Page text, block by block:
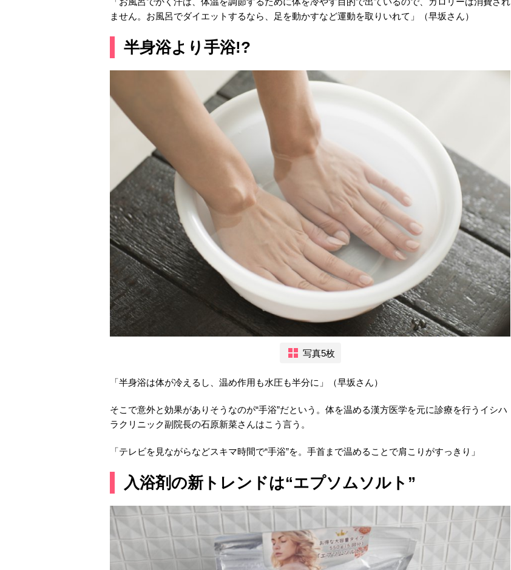
ません。お風呂でダイエットするなら、足を動かすなど運動を取りいれて」（早坂さん）
半身浴より手浴!?
写真5枚
「半身浴は体が冷えるし、温め作用も水圧も半分に」（早坂さん）
そこで意外と効果がありそうなのが“手浴”だという。体を温める漢方医学を元に診療を行うイシハ
ラクリニック副院長の石原新菜さんはこう言う。
「テレビを見ながらなどスキマ時間で“手浴”を。手首まで温めることで肩こりがすっきり」
入浴剤の新トレンドは“エプソムソルト”